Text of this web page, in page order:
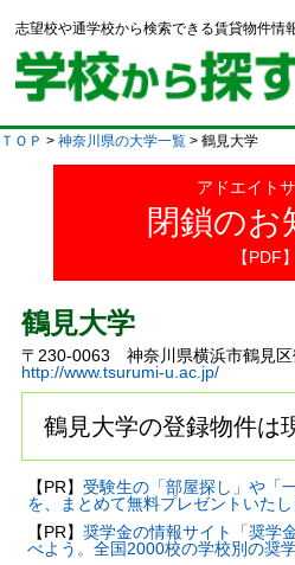
志望校や通学校から検索できる賃貸物件情
ＴＯＰ > 神奈川県の大学一覧 > 鶴見大学
アドエイト
閉鎖のお
【PDF】
鶴見大学
〒230-0063 神奈川県横浜市鶴見
http://www.tsurumi-u.ac.jp/
鶴見大学の登録物件は
【PR】 受験生の「部屋探し」や「
を、まとめて無料プレゼントいたし
【PR】 奨学金の情報サイト「奨学
べよう。全国2000校の学校別の奨